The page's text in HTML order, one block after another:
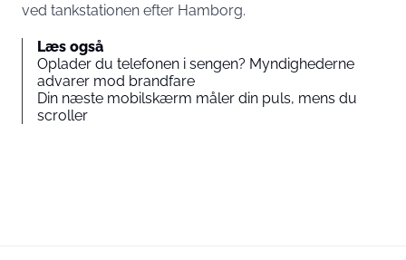
ved tankstationen efter Hamborg.
Læs også
Oplader du telefonen i sengen? Myndighederne
advarer mod brandfare
Din næste mobilskærm måler din puls, mens du
scroller